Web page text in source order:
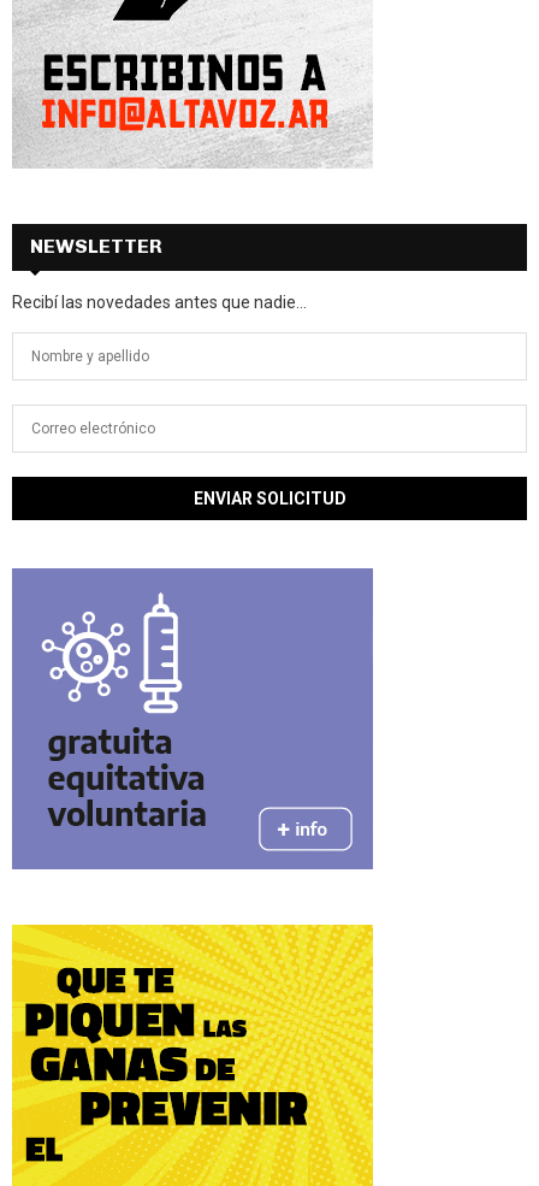
NEWSLETTER
Recibí las novedades antes que nadie...